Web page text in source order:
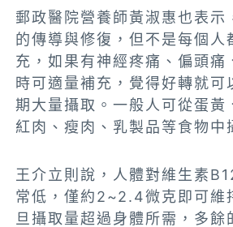
郵政醫院營養師黃淑惠也表示
的傳導與修復，但不是每個人
充，如果有神經疼痛、偏頭痛
時可適量補充，覺得好轉就可
期大量攝取。一般人可從蛋黃
紅肉、瘦肉、乳製品等食物中
王介立則說，人體對維生素
常低，僅約2~2.4微克即可維
旦攝取量超過身體所需，多餘